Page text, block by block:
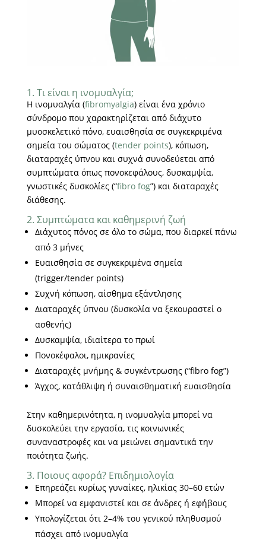
1. Τι είναι η ινομυαλγία;
Η ινομυαλγία (fibromyalgia) είναι ένα χρόνιο
σύνδρομο που χαρακτηρίζεται από διάχυτο
μυοσκελετικό πόνο, ευαισθησία σε συγκεκριμένα
σημεία του σώματος (tender points), κόπωση,
διαταραχές ύπνου και συχνά συνοδεύεται από
συμπτώματα όπως πονοκεφάλους, δυσκαμψία,
γνωστικές δυσκολίες (“fibro fog”) και διαταραχές
διάθεσης.
2. Συμπτώματα και καθημερινή ζωή
Διάχυτος πόνος σε όλο το σώμα, που διαρκεί πάνω
από 3 μήνες
Ευαισθησία σε συγκεκριμένα σημεία
(trigger/tender points)
Συχνή κόπωση, αίσθημα εξάντλησης
Διαταραχές ύπνου (δυσκολία να ξεκουραστεί ο
ασθενής)
Δυσκαμψία, ιδιαίτερα το πρωί
Πονοκέφαλοι, ημικρανίες
Διαταραχές μνήμης & συγκέντρωσης (“fibro fog”)
Άγχος, κατάθλιψη ή συναισθηματική ευαισθησία
Στην καθημερινότητα, η ινομυαλγία μπορεί να
δυσκολεύει την εργασία, τις κοινωνικές
συναναστροφές και να μειώνει σημαντικά την
ποιότητα ζωής.
3. Ποιους αφορά? Επιδημιολογία
Επηρεάζει κυρίως γυναίκες, ηλικίας 30–60 ετών
Μπορεί να εμφανιστεί και σε άνδρες ή εφήβους
Υπολογίζεται ότι 2–4% του γενικού πληθυσμού
πάσχει από ινομυαλγία